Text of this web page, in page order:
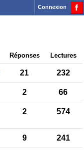
Connexion
Réponses Lectures
21 232
2 66
2 574
9 241